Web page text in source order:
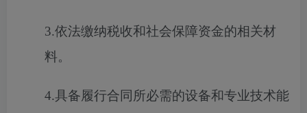
3.依法缴纳税收和社会保障资金的相关材
料。
4.具备履行合同所必需的设备和专业技术能